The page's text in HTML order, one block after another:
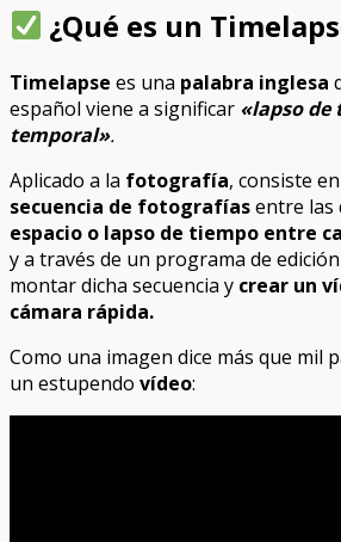
¿Qué es un
Timelapse es una palabra inglesa
español viene a significar «lapso de
temporal».
Aplicado a la fotografía, consiste en
secuencia de fotografíasentre las
espacio o lapso de tiempo entre
y a través de un programa de
montar dicha secuencia y crear un
cámara rápida.
Como una imagen dice más que mil
un estupendo vídeo: